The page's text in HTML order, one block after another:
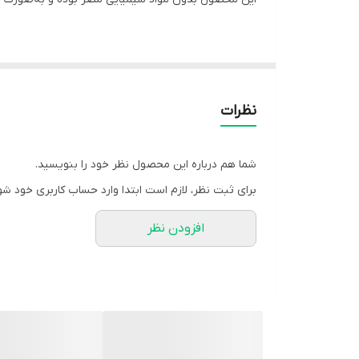
قطره ۷ در ۱ گیاهی پرندگان با فرمولاسیون ویژه‌ای از عصاره‌های طبیعی ساخته شده و تأثیر بالایی در بهبود عملکرد دستگاه گوارش، جلوگیری از اسهال و رفع نفخ دارد.
مناسب برای انواع پرندگان از جمله قناری، مرغ عشق،
🌿 ویژگی‌ها و فواید قطره ۷ در ۱ گیاهی
نظرات
شما هم درباره این محصول نظر خود را بنویسید.
برای ثبت نظر، لازم است ابتدا وارد حساب کاربری خود
افزودن نظر